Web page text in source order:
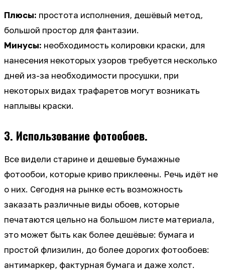
Плюсы: простота исполнения, дешёвый метод,
большой простор для фантазии.
Минусы: необходимость колировки краски, для
нанесения некоторых узоров требуется несколько
дней из-за необходимости просушки, при
некоторых видах трафаретов могут возникать
наплывы краски.
3. Использование фотообоев.
Все видели старине и дешевые бумажные
фотообои, которые криво приклеены. Речь идёт не
о них. Сегодня на рынке есть возможность
заказать различные виды обоев, которые
печатаются цельно на большом листе материала,
это может быть как более дешёвые: бумага и
простой флизилин, до более дорогих фотообоев:
антимаркер, фактурная бумага и даже холст.